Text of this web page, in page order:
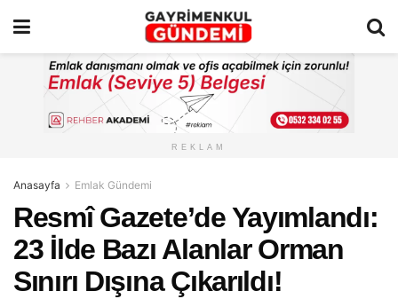
REKLAM
Anasayfa Emlak Gündemi
Resmî Gazete’de Yayımlandı:
23 İlde Bazı Alanlar Orman
Sınırı Dışına Çıkarıldı!